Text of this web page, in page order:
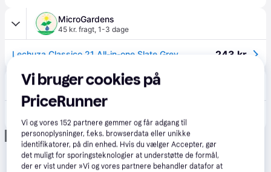
MicroGardens
45 kr. fragt, 1-3 dage
Lechuza Classico 21 All-in-one Slate Grey. 243 kr.
Luxury-Outdoor
50 kr. fragt
Annonce
Vi bruger cookies på
PriceRunner
Vi og vores152 partnere gemmer og får adgang til
personoplysninger, f.eks. browserdata eller unikke
identifikatorer, på din enhed. Hvis du vælger Accepter, gør
det muligt for sporingsteknologier at understøtte de formål,
der er vist under »Vi og vores partnere behandler datafor at